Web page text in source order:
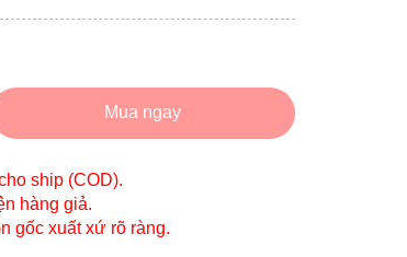
Mua ngay
ship (COD).
hàng giả.
gốc xuất xứ rõ ràng.